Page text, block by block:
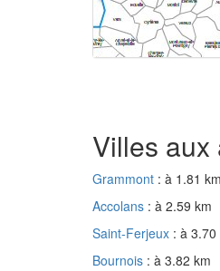
Villes aux
Grammont : à 1.81 km
Accolans : à 2.59 km
Saint-Ferjeux : à 3.70
Bournois : à 3.82 km